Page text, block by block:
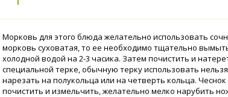
Морковь для этого блюда желательно использовать
морковь суховатая, то ее необходимо тщательно
холодной водой на 2-3 часика. Затем почистить и
специальной терке, обычную терку использовать
нарезать на полукольца или на четверть кольца. Чеснок
почистить и измельчить, желательно мелко нарубить